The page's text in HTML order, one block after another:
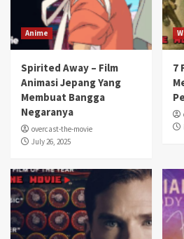
Anime
Spirited Away – Film
Animasi Jepang Yang
Membuat Bangga
Negaranya
overcast-the-movie
July 26, 2025
7